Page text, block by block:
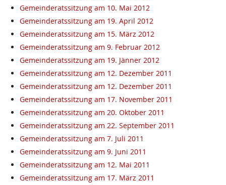
Gemeinderatssitzung am 10. Mai 2012
Gemeinderatssitzung am 19. April 2012
Gemeinderatssitzung am 15. März 2012
Gemeinderatssitzung am 9. Februar 2012
Gemeinderatssitzung am 19. Jänner 2012
Gemeinderatssitzung am 12. Dezember 2011
Gemeinderatssitzung am 12. Dezember 2011
Gemeinderatssitzung am 17. November 2011
Gemeinderatssitzung am 20. Oktober 2011
Gemeinderatssitzung am 22. September 2011
Gemeinderatssitzung am 7. Juli 2011
Gemeinderatssitzung am 9. Juni 2011
Gemeinderatssitzung am 12. Mai 2011
Gemeinderatssitzung am 17. März 2011